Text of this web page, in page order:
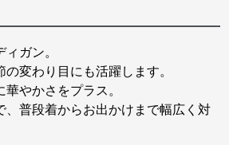
ガン。
変わり目にも活躍します。
やかさをプラス。
、普段着からお出かけまで幅広く対